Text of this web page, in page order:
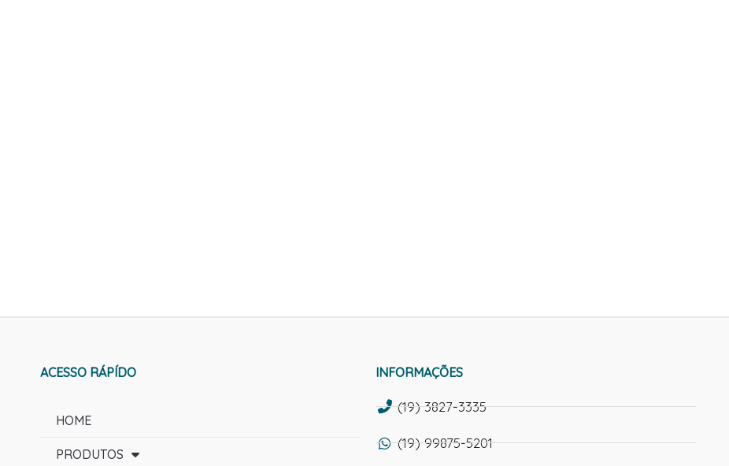
ACESSO RÁPÍDO
HOME
PRODUTOS
INFORMAÇÕES
(19) 3827-3335
(19) 99875-5201